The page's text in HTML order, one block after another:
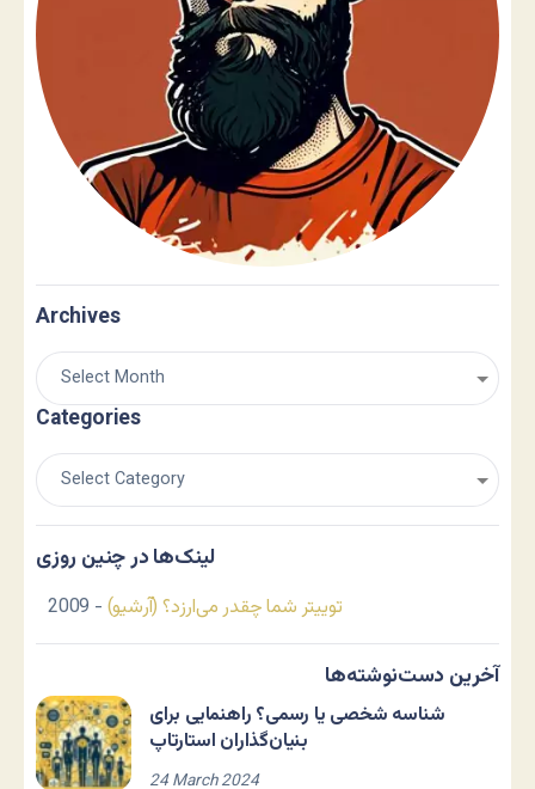
Archives
Categories
لینک‌ها در چنین روزی
توییتر شما چقدر می‌ارزد؟ (آرشیو) - 2009
آخرین دست‌نوشته‌ها
شناسه شخصی یا رسمی؟ راهنمایی برای
بنیان‌گذاران استارتاپ
24 March 2024